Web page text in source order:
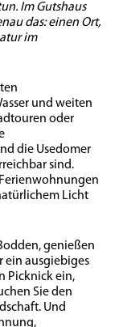
Im Gutshaus
das: einen Ort,
im
und weiten
oder
die Usedomer
sind.
Licht
genießen
ein ausgiebiges
Picknick ein,
Sie den
Und